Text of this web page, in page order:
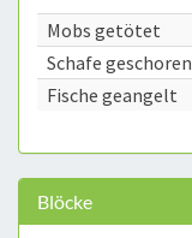
Mobs getötet
Schafe geschoren
Fische geangelt
Blöcke